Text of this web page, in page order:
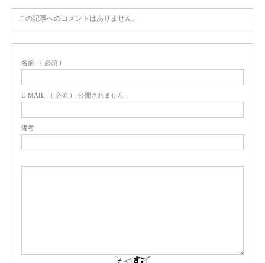
この記事へのコメントはありません。
名前 ( 必須 )
E-MAIL ( 必須 ) - 公開されません -
備考